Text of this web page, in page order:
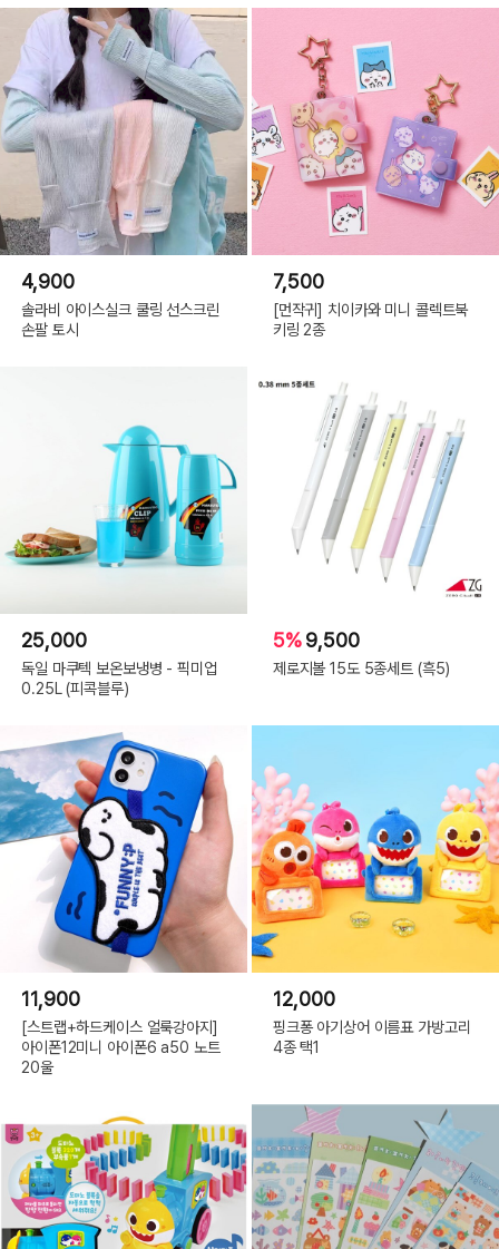
4,900
솔라비 아이스실크 쿨링 선스크린
손팔 토시
7,500
[먼작귀] 치이카와 미니 콜렉트북
키링 2종
25,000
독일 마쿠텍 보온보냉병 - 픽미업
0.25L (피콕블루)
5%9,500
제로지볼 15도 5종세트 (흑5)
11,900
[스트랩+하드케이스 얼룩강아지]
아이폰12미니 아이폰6 a50 노트
20울
12,000
핑크퐁 아기상어 이름표 가방고리
4종 택1